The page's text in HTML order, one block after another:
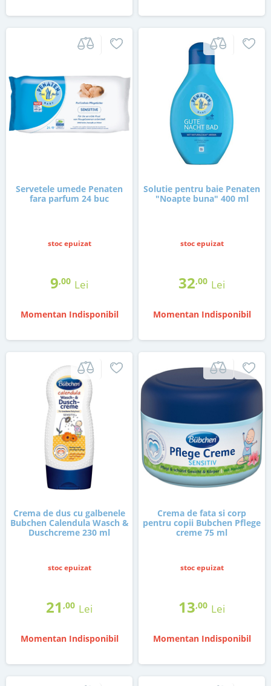
Servetele umede Penaten
fara parfum 24 buc
stoc epuizat
9,00 Lei
Momentan Indisponibil
Solutie pentru baie Penaten
"Noapte buna" 400 ml
stoc epuizat
32,00 Lei
Momentan Indisponibil
Crema de dus cu galbenele
Bubchen Calendula Wasch &
Duschcreme 230 ml
stoc epuizat
21 ,00 Lei
Momentan Indisponibil
Crema de fata si corp
pentru copii Bubchen Pflege
creme 75 ml
stoc epuizat
13,00 Lei
Momentan Indisponibil